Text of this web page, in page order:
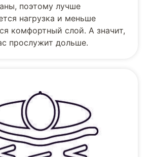
поэтому лучше
нагрузка и меньше
комфортный слой. А значит,
прослужит дольше.